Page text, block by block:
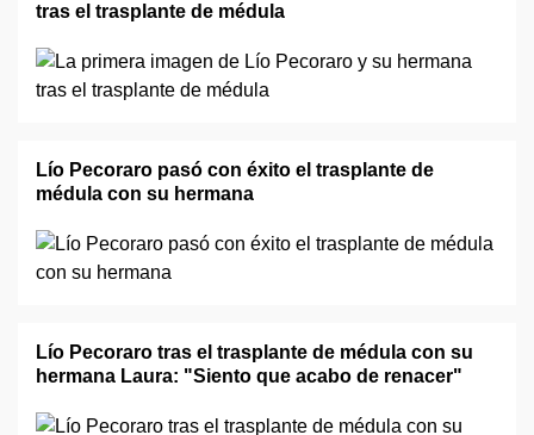
tras el trasplante de médula
Lío Pecoraro pasó con éxito el trasplante de
médula con su hermana
Lío Pecoraro tras el trasplante de médula con su
hermana Laura: "Siento que acabo de renacer"